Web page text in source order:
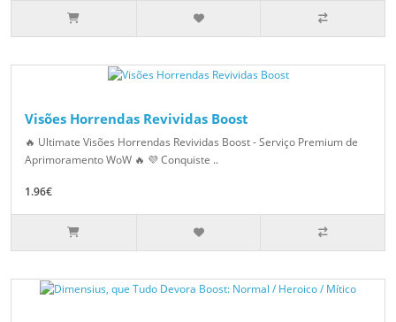
Visões Horrendas Revividas Boost
🔥 Ultimate Visões Horrendas Revividas Boost - Serviço Premium de
Aprimoramento WoW 🔥 💜 Conquiste ..
1.96€